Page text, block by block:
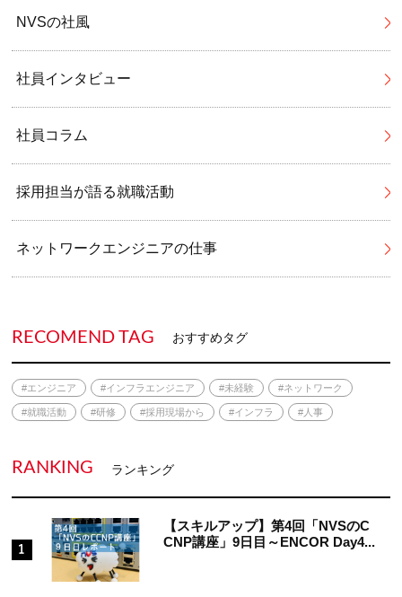
NVSの社風
社員インタビュー
社員コラム
採用担当が語る就職活動
ネットワークエンジニアの仕事
RECOMEND TAG おすすめタグ
#エンジニア #インフラエンジニア #未経験 #ネットワーク
#就職活動 #研修 #採用現場から #インフラ #人事
RANKING ランキング
【スキルアップ】第4回「NVSのC
CNP講座」9日目～ENCOR Day4...